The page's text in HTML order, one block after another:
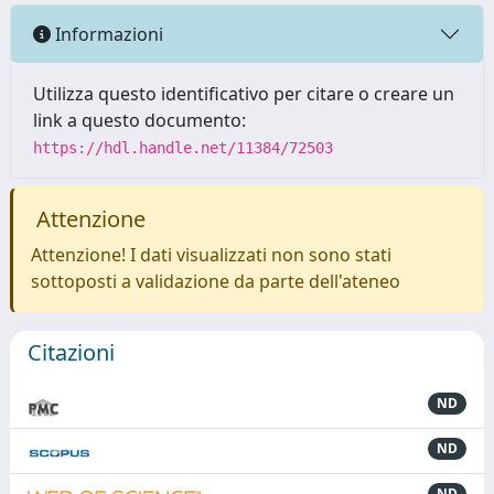
Informazioni
Utilizza questo identificativo per citare o creare un
link a questo documento:
https://hdl.handle.net/11384/72503
Attenzione
Attenzione! I dati visualizzati non sono stati
sottoposti a validazione da parte dell'ateneo
Citazioni
ND
ND